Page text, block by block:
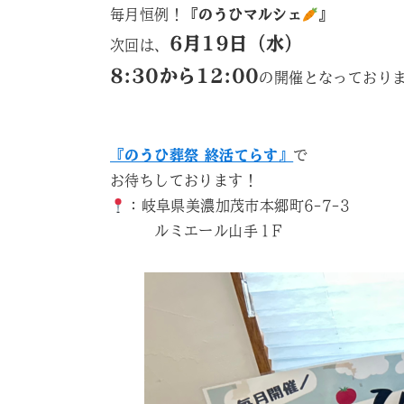
毎月恒例！ 『のうひマルシェ 』
次回は、 6月19日（水）
8:30から12:00の開催となっており
『のうひ葬祭 終活てらす』 で
お待ちしております！
：岐阜県美濃加茂市本郷町6-7-3
ルミエール山手１F